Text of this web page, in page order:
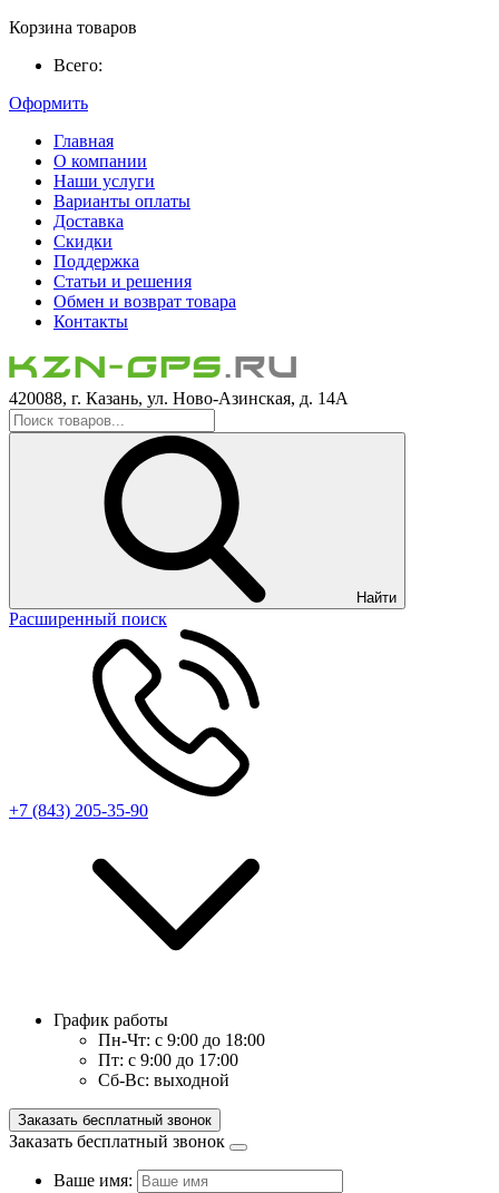
Корзина товаров
Всего:
Оформить
Главная
О компании
Наши услуги
Варианты оплаты
Доставка
Скидки
Поддержка
Статьи и решения
Обмен и возврат товара
Контакты
420088, г. Казань, ул. Ново-Азинская, д. 14А
Найти
Расширенный поиск
+7 (843) 205-35-90
График работы
Пн-Чт: с 9:00 до 18:00
Пт: с 9:00 до 17:00
Сб-Вс: выходной
Заказать бесплатный звонок
Заказать бесплатный звонок
Ваше имя: